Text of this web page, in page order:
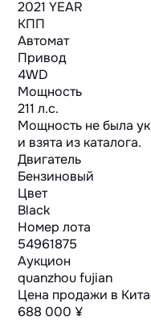
2021 YEAR
КПП
Автомат
Привод
4WD
Мощность
211 л.с.
Мощность не была
и взята из каталога.
Двигатель
Бензиновый
Цвет
Black
Номер лота
54961875
Аукцион
quanzhou fujian
Цена продажи в
688 000 ¥